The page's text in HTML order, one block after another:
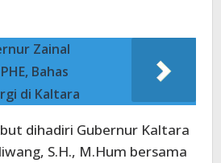
Zainal
Bahas
di Kaltara
dihadiri Gubernur Kaltara
S.H., M.Hum bersama